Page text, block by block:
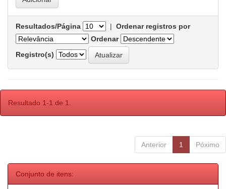
Resultados/Página | Ordenar registros por
Ordenar
Registro(s)
Resultado 1-1 de 1.
Anterior 1 Póximo
Conjunto de itens: